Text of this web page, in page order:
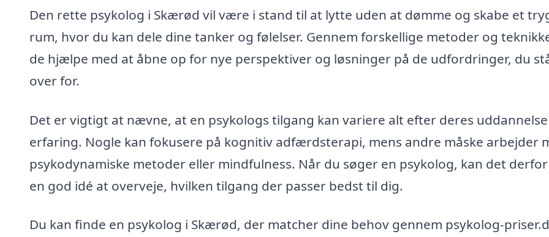
Den rette psykolog i Skærød vil være i stand til at lytte uden at dømme og skabe et
rum, hvor du kan dele dine tanker og følelser. Gennem forskellige metoder og
de hjælpe med at åbne op for nye perspektiver og løsninger på de udfordringer, du
over for.
Det er vigtigt at nævne, at en psykologs tilgang kan variere alt efter deres
erfaring. Nogle kan fokusere på kognitiv adfærdsterapi, mens andre måske arbejder
psykodynamiske metoder eller mindfulness. Når du søger en psykolog, kan det
en god idé at overveje, hvilken tilgang der passer bedst til dig.
Du kan finde en psykolog i Skærød, der matcher dine behov gennem psykolog-